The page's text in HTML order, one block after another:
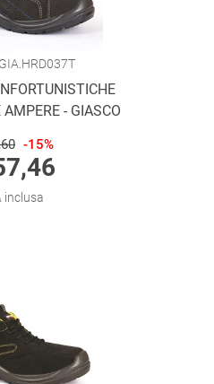
GIA.HRD037T
- GIASCO
-15%
inclusa